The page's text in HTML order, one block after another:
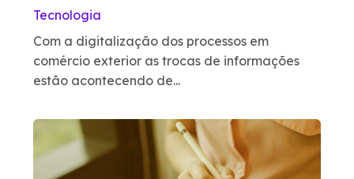
Tecnologia
Com a digitalização dos processos em
comércio exterior as trocas de informações
estão acontecendo de...